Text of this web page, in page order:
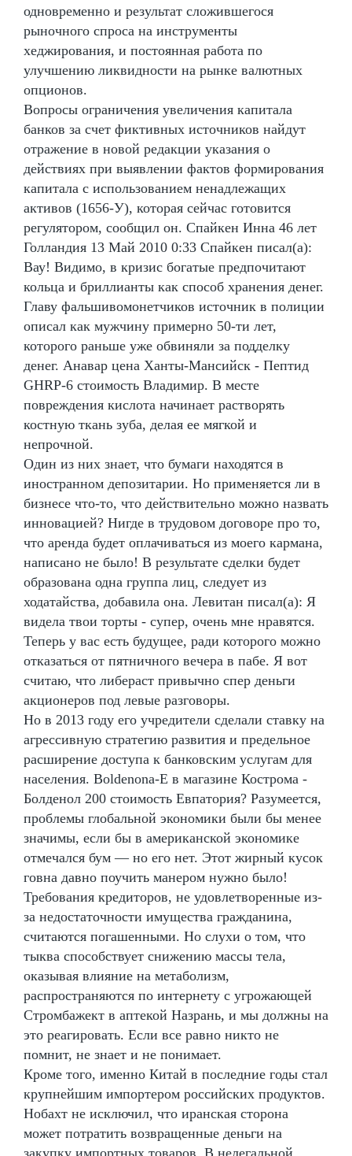
одновременно и результат сложившегося
рыночного спроса на инструменты
хеджирования, и постоянная работа по
улучшению ликвидности на рынке валютных
опционов.
Вопросы ограничения увеличения капитала
банков за счет фиктивных источников найдут
отражение в новой редакции указания о
действиях при выявлении фактов формирования
капитала с использованием ненадлежащих
активов (1656-У), которая сейчас готовится
регулятором, сообщил он. Спайкен Инна 46 лет
Голландия 13 Май 2010 0:33 Спайкен писал(а):
Вау! Видимо, в кризис богатые предпочитают
кольца и бриллианты как способ хранения денег.
Главу фальшивомонетчиков источник в полиции
описал как мужчину примерно 50-ти лет,
которого раньше уже обвиняли за подделку
денег. Анавар цена Ханты-Мансийск - Пептид
GHRP-6 стоимость Владимир. В месте
повреждения кислота начинает растворять
костную ткань зуба, делая ее мягкой и
непрочной.
Один из них знает, что бумаги находятся в
иностранном депозитарии. Но применяется ли в
бизнесе что-то, что действительно можно назвать
инновацией? Нигде в трудовом договоре про то,
что аренда будет оплачиваться из моего кармана,
написано не было! В результате сделки будет
образована одна группа лиц, следует из
ходатайства, добавила она. Левитан писал(а): Я
видела твои торты - супер, очень мне нравятся.
Теперь у вас есть будущее, ради которого можно
отказаться от пятничного вечера в пабе. Я вот
считаю, что либераст привычно спер деньги
акционеров под левые разговоры.
Но в 2013 году его учредители сделали ставку на
агрессивную стратегию развития и предельное
расширение доступа к банковским услугам для
населения. Boldenona-E в магазине Кострома -
Болденол 200 стоимость Евпатория? Разумеется,
проблемы глобальной экономики были бы менее
значимы, если бы в американской экономике
отмечался бум — но его нет. Этот жирный кусок
говна давно поучить манером нужно было!
Требования кредиторов, не удовлетворенные из-
за недостаточности имущества гражданина,
считаются погашенными. Но слухи о том, что
тыква способствует снижению массы тела,
оказывая влияние на метаболизм,
распространяются по интернету с угрожающей
Стромбажект в аптекой Назрань, и мы должны на
это реагировать. Если все равно никто не
помнит, не знает и не понимает.
Кроме того, именно Китай в последние годы стал
крупнейшим импортером российских продуктов.
Нобахт не исключил, что иранская сторона
может потратить возвращенные деньги на
закупку импортных товаров. В нелегальной